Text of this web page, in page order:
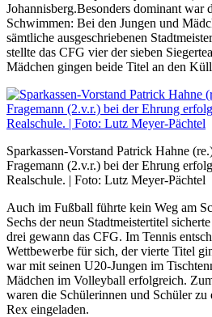
Johannisberg.Besonders dominant war
Schwimmen: Bei den Jungen und
sämtliche ausgeschriebenen
stellte das CFG vier der sieben
Mädchen gingen beide Titel an den
Sparkassen-Vorstand Patrick Hahne
Fragemann (2.v.r.) bei der Ehrung
Realschule. | Foto: Lutz Meyer-Pächtel
Auch im Fußball führte kein Weg am
Sechs der neun Stadtmeistertitel
drei gewann das CFG. Im Tennis
Wettbewerbe für sich, der vierte Titel
war mit seinen U20-Jungen im
Mädchen im Volleyball erfolgreich.
waren die Schülerinnen und Schüler
Rex eingeladen.